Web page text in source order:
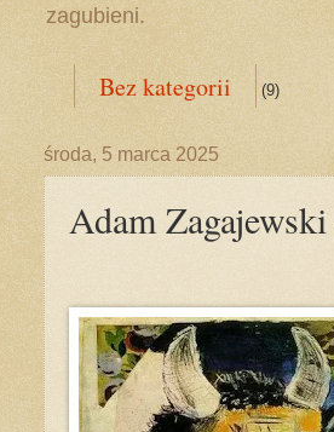
zagubieni.
Bez kategorii (9)
środa, 5 marca 2025
Adam